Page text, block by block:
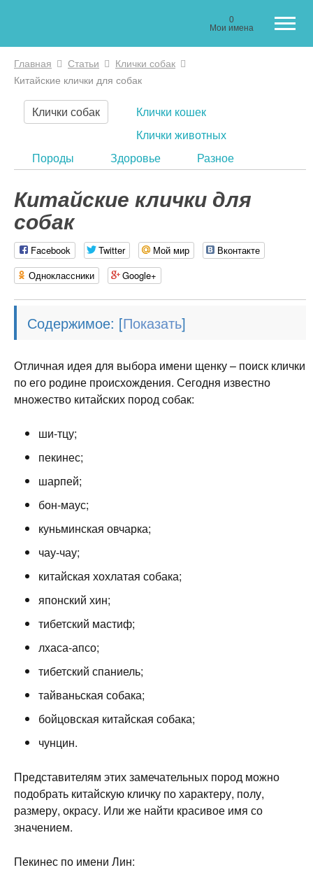
0
Мои имена
Вы здесь
Главная Статьи
Клички собак
Китайские клички для собак
Клички собак
Клички кошек
Клички животных
Породы
Здоровье Разное
Китайские клички для
собак
Facebook Twitter Мой мир
Вконтакте
Одноклассники
Google+
Содержимое: [ ]
Отличная идея для выбора имени щенку – поиск клички
по его родине происхождения. Сегодня известно
множество китайских пород собак:
ши-тцу;
пекинес;
шарпей;
бон-маус;
куньминская овчарка;
чау-чау;
китайская хохлатая собака;
японский хин;
тибетский мастиф;
лхаса-апсо;
тибетский спаниель;
тайваньская собака;
бойцовская китайская собака;
чунцин.
Представителям этих замечательных пород можно
подобрать китайскую кличку по характеру, полу,
размеру, окрасу. Или же найти красивое имя со
значением.
Пекинес по имени Лин: